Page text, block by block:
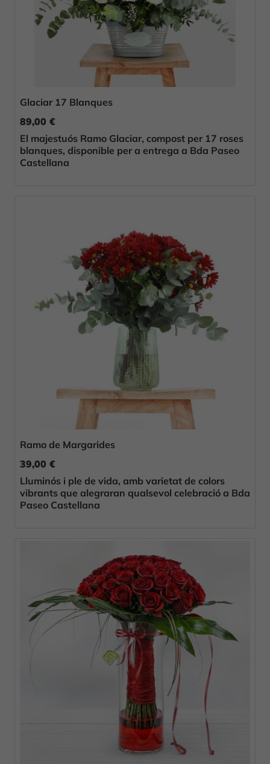
Glaciar 17 Blanques
89,00 €
El majestuós Ramo Glaciar, compost per 17 roses
blanques, disponible per a entrega a Bda Paseo
Castellana
Ramo de Margarides
39,00 €
Lluminós i ple de vida, amb varietat de colors
vibrants que alegraran qualsevol celebració a Bda
Paseo Castellana